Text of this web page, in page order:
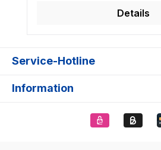
Details
Service-Hotline
Information